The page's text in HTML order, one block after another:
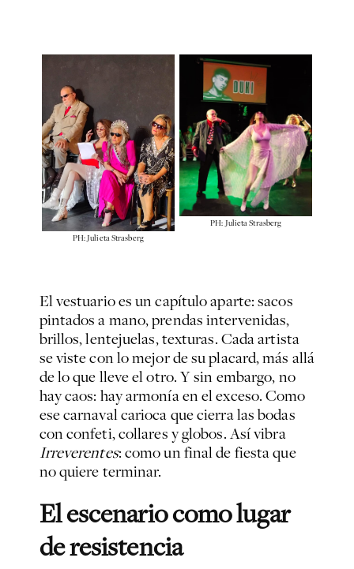
PH: Julieta Strasberg
PH: Julieta Strasberg
El vestuario es un capítulo aparte: sacos
pintados a mano, prendas intervenidas,
brillos, lentejuelas, texturas. Cada artista
se viste con lo mejor de su placard, más allá
de lo que lleve el otro. Y sin embargo, no
hay caos: hay armonía en el exceso. Como
ese carnaval carioca que cierra las bodas
con confeti, collares y globos. Así vibra
Irreverentes: como un final de fiesta que
no quiere terminar.
El escenario como lugar
de resistencia